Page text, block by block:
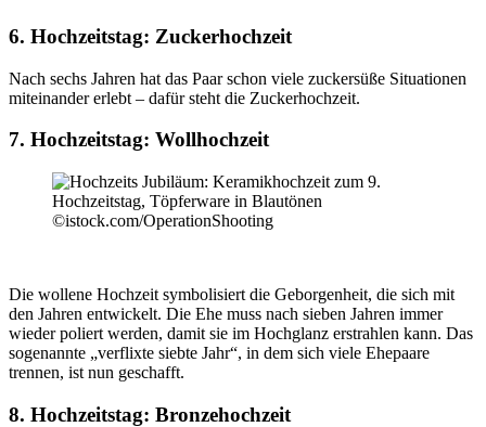
6. Hochzeitstag: Zuckerhochzeit
Nach sechs Jahren hat das Paar schon viele zuckersüße Situationen
miteinander erlebt – dafür steht die Zuckerhochzeit.
7. Hochzeitstag: Wollhochzeit
©istock.com/OperationShooting
Die wollene Hochzeit symbolisiert die Geborgenheit, die sich mit
den Jahren entwickelt. Die Ehe muss nach sieben Jahren immer
wieder poliert werden, damit sie im Hochglanz erstrahlen kann. Das
sogenannte „verflixte siebte Jahr“, in dem sich viele Ehepaare
trennen, ist nun geschafft.
8. Hochzeitstag: Bronzehochzeit